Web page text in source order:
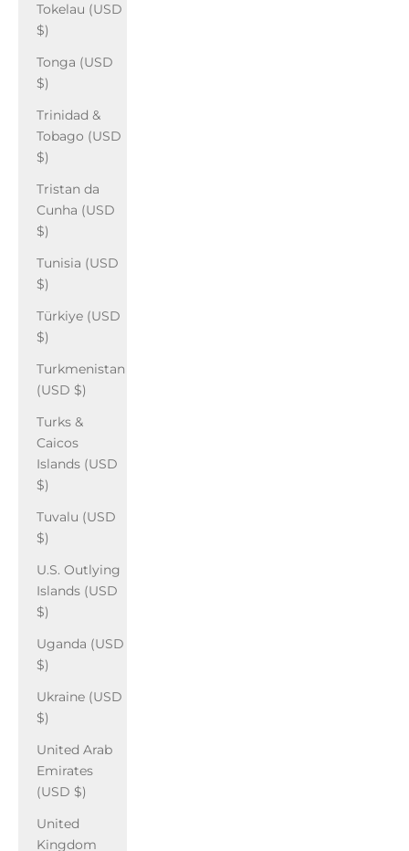
Tokelau (USD
$)
Tonga (USD
$)
Trinidad &
Tobago (USD
$)
Tristan da
Cunha (USD
$)
Tunisia (USD
$)
Türkiye (USD
$)
Turkmenistan
(USD $)
Turks &
Caicos
Islands (USD
$)
Tuvalu (USD
$)
U.S. Outlying
Islands (USD
$)
Uganda (USD
$)
Ukraine (USD
$)
United Arab
Emirates
(USD $)
United
Kingdom